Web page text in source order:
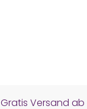
Gratis Versand ab